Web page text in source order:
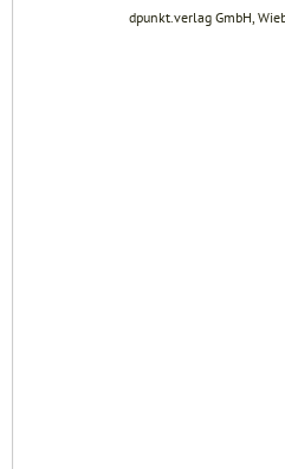
dpunkt.verlag GmbH,